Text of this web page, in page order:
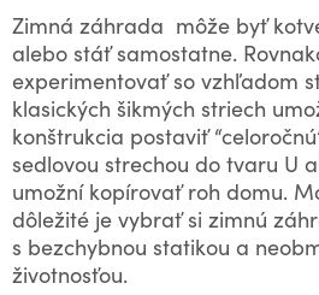
z farebného prevedenia sivá,
vám v našej lakovni farbu
predstáv.
Zimná záhrada môže byť
alebo stáť samostatne.
experimentovať so vzhľadom
klasických šikmých striech
konštrukcia postaviť
sedlovou strechou do tvaru U
umožní kopírovať roh domu.
dôležité je vybrať si zimnú
s bezchybnou statikou a
životnosťou.